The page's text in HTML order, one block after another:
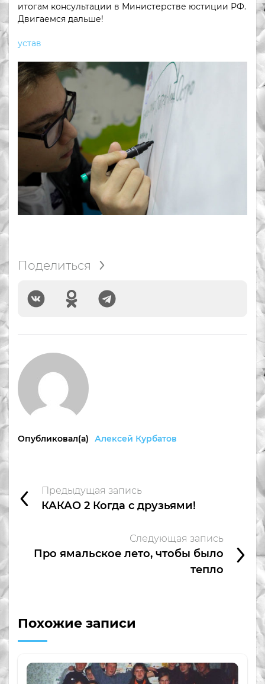
итогам консультации в Министерстве юстиции РФ.
Двигаемся дальше!
устав
Поделиться
Опубликовал(а) Алексей Курбатов
Предыдущая запись
КАКАО 2 Когда с друзьями!
Следующая запись
Про ямальское лето, чтобы было
тепло
Похожие записи